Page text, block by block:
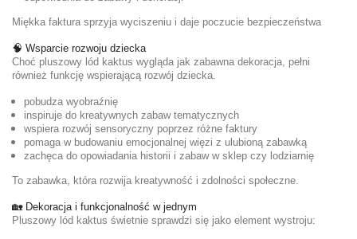
Miękka faktura sprzyja wyciszeniu i daje poczucie bezpieczeństwa
🧠 Wsparcie rozwoju dziecka
Choć pluszowy lód kaktus wygląda jak zabawna dekoracja, pełni
również funkcję wspierającą rozwój dziecka.
pobudza wyobraźnię
inspiruje do kreatywnych zabaw tematycznych
wspiera rozwój sensoryczny poprzez różne faktury
pomaga w budowaniu emocjonalnej więzi z ulubioną zabawką
zachęca do opowiadania historii i zabaw w sklep czy lodziarnię
To zabawka, która rozwija kreatywność i zdolności społeczne.
🏡 Dekoracja i funkcjonalność w jednym
Pluszowy lód kaktus świetnie sprawdzi się jako element wystroju: